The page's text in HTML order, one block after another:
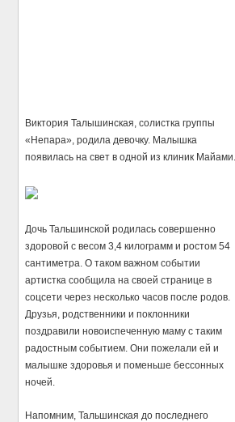
Виктория Талышинская, солистка группы
«Непара», родила девочку. Малышка
появилась на свет в одной из клиник Майами.
Дочь Тальшинской родилась совершенно
здоровой с весом 3,4 килограмм и ростом 54
сантиметра. О таком важном событии
артистка сообщила на своей странице в
соцсети через несколько часов после родов.
Друзья, родственники и поклонники
поздравили новоиспеченную маму с таким
радостным событием. Они пожелали ей и
малышке здоровья и поменьше бессонных
ночей.
Напомним, Тальшинская до последнего